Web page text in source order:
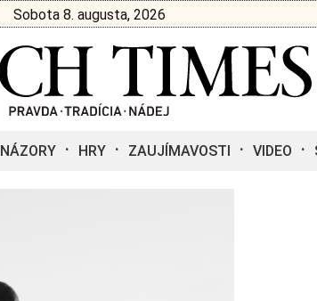
Sobota 8. augusta, 2026
NÁZORY HRY ZAUJÍMAVOSTI VIDEO